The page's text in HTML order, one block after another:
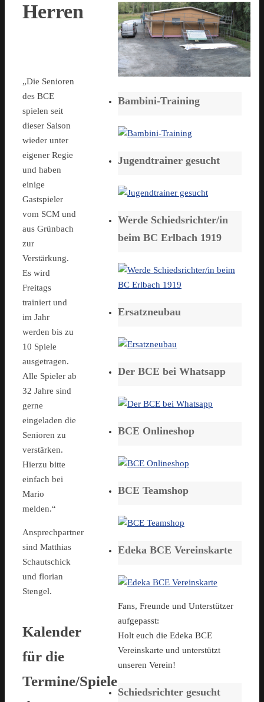
Herren
„Die Senioren
des BCE
spielen seit
dieser Saison
wieder unter
eigener Regie
und haben
einige
Gastspieler
vom SCM und
aus Grünbach
zur
Verstärkung.
Es wird
Freitags
trainiert und
im Jahr
werden bis zu
10 Spiele
ausgetragen.
Alle Spieler ab
32 Jahre sind
gerne
eingeladen die
Senioren zu
verstärken.
Hierzu bitte
einfach bei
Mario
melden.“
Ansprechpartner
sind Matthias
Schautschick
und florian
Stengel.
Kalender
für die
Termine/Spiele
Bambini-Training
Jugendtrainer gesucht
Werde Schiedsrichter/in
beim BC Erlbach 1919
Ersatzneubau
Der BCE bei Whatsapp
BCE Onlineshop
BCE Teamshop
Edeka BCE Vereinskarte
Fans, Freunde und Unterstützer
aufgepasst:
Holt euch die Edeka BCE
Vereinskarte und unterstützt
unseren Verein!
Schiedsrichter gesucht